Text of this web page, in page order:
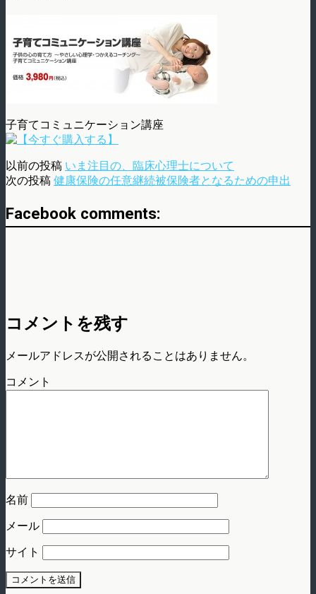
子育てコミュニケーション講座
以前の投稿 いま注目の、臨床心理士について
次の投稿 健康保険の任意継続被保険者となるための申出
Facebook comments:
コメントを残す
メールアドレスが公開されることはありません。
コメント
名前
メール
サイト